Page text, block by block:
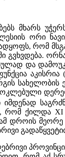
მხარს
ორი
რომ
გვხვდება.
და
რომ ქილდა XI
დროის მეორე